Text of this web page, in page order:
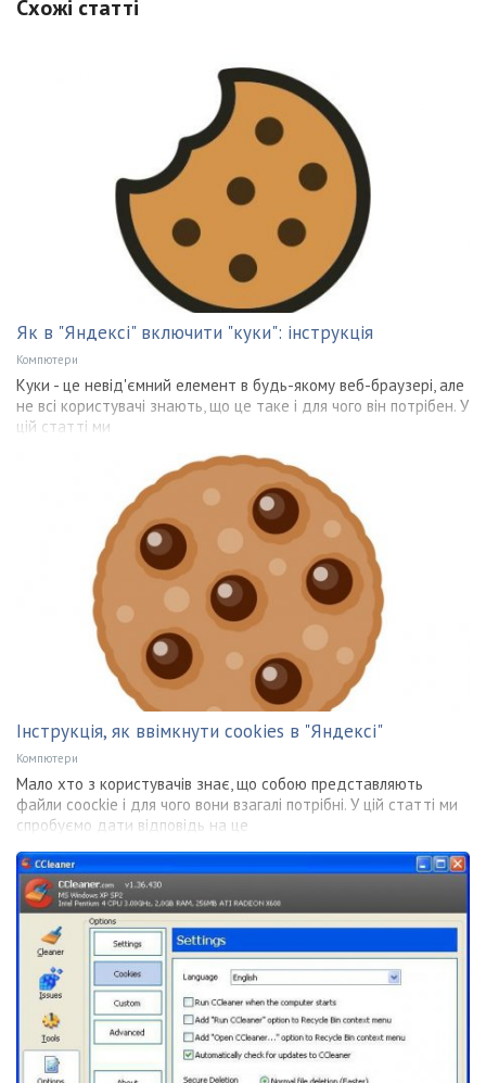
Схожі статті
Як в "Яндексі" включити "куки": інструкція
Компютери
Куки - це невід'ємний елемент в будь-якому веб-браузері, але
не всі користувачі знають, що це таке і для чого він потрібен. У
цій статті ми
Інструкція, як ввімкнути cookies в "Яндексі"
Компютери
Мало хто з користувачів знає, що собою представляють
файли coockie і для чого вони взагалі потрібні. У цій статті ми
спробуємо дати відповідь на це